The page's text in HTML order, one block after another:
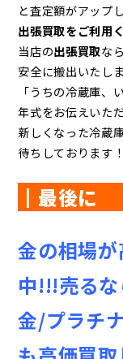
と査定額がアップ
出張買取をご利用
当店の出張買取な
安全に搬出いたし
「うちの冷蔵庫、
年式をお伝えいた
新しくなった冷蔵
待ちしております
┃
金の相場が
中!!!売る
金/プラチ